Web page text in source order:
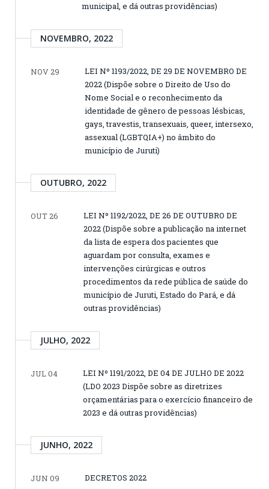
municipal, e dá outras providências)
NOVEMBRO, 2022
NOV 29
LEI Nº 1193/2022, DE 29 DE NOVEMBRO DE
2022 (Dispõe sobre o Direito de Uso do
Nome Social e o reconhecimento da
identidade de gênero de pessoas lésbicas,
gays, travestis, transexuais, queer, intersexo,
assexual (LGBTQIA+) no âmbito do
município de Juruti)
OUTUBRO, 2022
OUT 26
LEI Nº 1192/2022, DE 26 DE OUTUBRO DE
2022 (Dispõe sobre a publicação na internet
da lista de espera dos pacientes que
aguardam por consulta, exames e
intervenções cirúrgicas e outros
procedimentos da rede pública de saúde do
município de Juruti, Estado do Pará, e dá
outras providências)
JULHO, 2022
JUL 04
LEI Nº 1191/2022, DE 04 DE JULHO DE 2022
(LDO 2023 Dispõe sobre as diretrizes
orçamentárias para o exercício financeiro de
2023 e dá outras providências)
JUNHO, 2022
JUN 09
DECRETOS 2022